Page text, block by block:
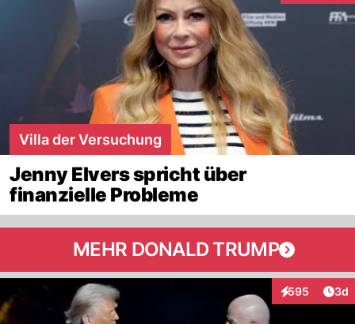
Villa der Versuchung
Jenny Elvers spricht über
finanzielle Probleme
MEHR DONALD TRUMP
595
Interaktionen
3d